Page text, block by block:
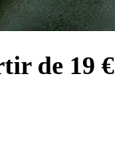
de 19 €